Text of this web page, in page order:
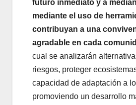
futuro inmediato y a
mediante el uso de
contribuyan a una
agradable en cada
cual se analizarán
riesgos, proteger
capacidad de adaptación a
promoviendo un desarrollo